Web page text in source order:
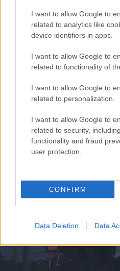
I want to allow Google to
related to analytics like
device identifiers in apps.
I want to allow Google to
related to functionality of
I want to allow Google to
related to personalization.
I want to allow Google to
related to security,
functionality and fraud
user protection.
CONFIRM
Data Deletion Data